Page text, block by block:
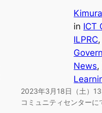
in ICT
ILPRC,
News,
2023年3月18日（土）
コミュニティセンター